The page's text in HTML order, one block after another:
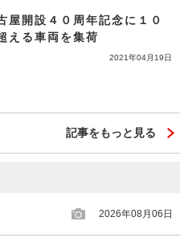
屋開設４０周年記念に１０
える車両を集荷
2021年04月19日
記事をもっと見る
2026年08月06日